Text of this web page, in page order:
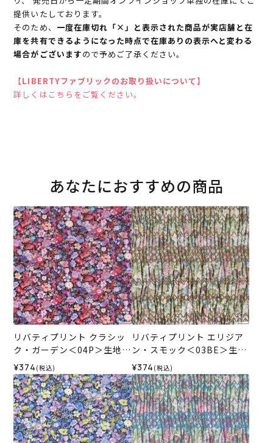
提供いたしております。
そのため、 一度在庫切れ「×」と表示された商品が実店舗と在
庫を共有できるようになった時点で在庫ありの表示へと変わる
場合がございますので予めご了承ください。
【LIBERTYファブリックのお取り扱いについて】
詳しくはこちらをご覧ください。
あなたにおすすめの商品
リバティプリント クラシッ
ク・ガーデン＜04P＞生地
（ホビーラホビーレオリジ
ナル）2026SS
¥374 (税込)
リバティプリント エリジア
ン・スモック＜03BE＞生地
（ホビーラホビーレオリジ
ナル）2026SS
¥374 (税込)